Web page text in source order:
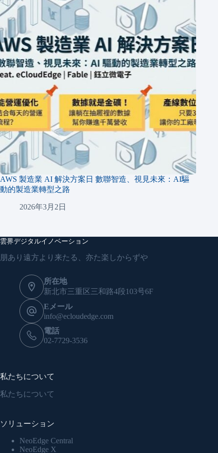
AWS 製造業 AI 解決方案日 數聯智造、視見未來：AI驅
動的製造業轉型之路
2026年3月2日
雲界デジタルイノベーション
朋あり遠方より来たる、亦た楽しからずや
所在地
新北市三重区三和路4段103号6F
Eメール
info@ecloudedge.com
電話
02-7729-3536
私たちについて
私たちについて
ソリューション
NeoEdge Central
NeoEdge X